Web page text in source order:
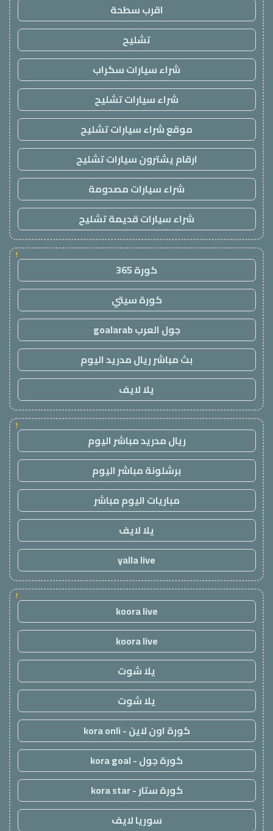
اقرب سطحة
تشليح
شراء سيارات سكراب
شراء سيارات تشليح
موقع شراء سيارات تشليح
ارقام يشترون سيارات تشليح
شراء سيارات مصدومة
شراء سيارات قديمة تشليح
!
كورة 365
كورة سيتي
جول العرب goalarab
بث مباشر ريال مدريد اليوم
يلا لايف
!
ريال مدريد مباشر اليوم
برشلونة مباشر اليوم
مباريات اليوم مباشر
يلا لايف
yalla live
!
koora live
koora live
يلا شوت
يلا شوت
كورة اون لاين - kora onli
كورة جول - kora goal
كورة ستار - kora star
سوريا لايف